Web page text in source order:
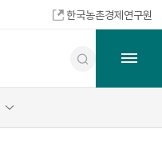
한국농촌경제연구원